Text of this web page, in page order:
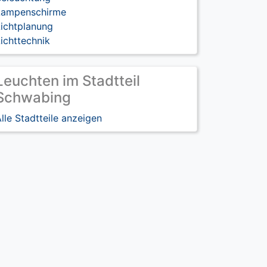
im Stadtteil
Stadtteile anzeigen